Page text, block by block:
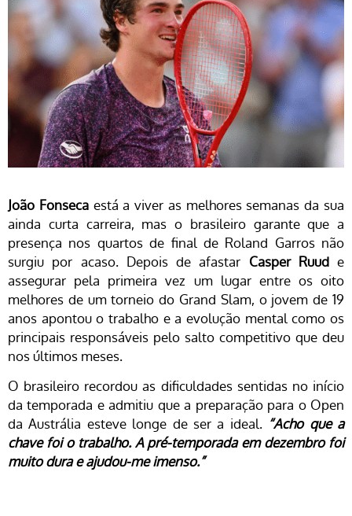
João Fonsecaestá a viver as melhores semanas da sua
ainda curta carreira, mas o brasileiro garante que a
presença nos quartos de final de Roland Garros não
surgiu por acaso. Depois de afastar Casper Ruude
assegurar pela primeira vez um lugar entre os oito
melhores de um torneio do Grand Slam, o jovem de 19
anos apontou o trabalho e a evolução mental como os
principais responsáveis pelo salto competitivo que deu
nos últimos meses.
O brasileiro recordou as dificuldades sentidas no início
da temporada e admitiu que a preparação para o Open
da Austrália esteve longe de ser a ideal. “Acho que a
chave foi o trabalho. A pré-temporada em dezembro foi
muito dura e ajudou-me imenso.”